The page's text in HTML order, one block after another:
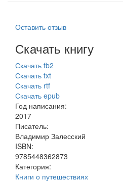
Оставить отзыв
Скачать книгу
Скачать fb2
Скачать txt
Скачать rtf
Скачать epub
Год написания:
2017
Писатель:
Владимир Залесский
ISBN:
9785448362873
Категория:
Книги о путешествиях